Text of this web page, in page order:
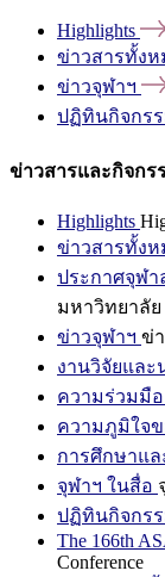
Highlights
ข่าวสารทั้ง
ข่าวจุฬาฯ
ปฏิทินกิจกร
ข่าวสารและกิจกร
Highlights
ข่าวสารทั้ง
ประกาศจุฬ
มหาวิทยาลัย
ข่าวจุฬาฯ ข่
งานวิจัยและ
ความร่วมมือ
ความภูมิใจ
การศึกษาแ
จุฬาฯ ในสื่อ
ปฏิทินกิจกร
The 166th
Conference